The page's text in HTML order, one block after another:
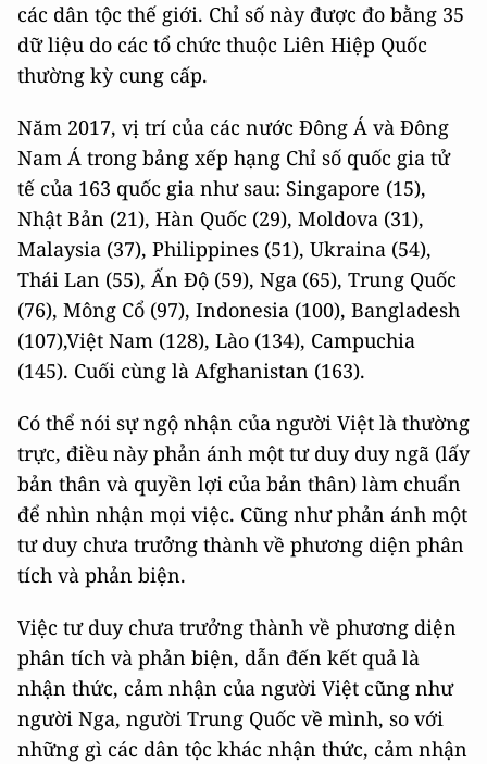
các dân tộc thế giới. Chỉ số này được đo bằng 35
dữ liệu do các tổ chức thuộc Liên Hiệp Quốc
thường kỳ cung cấp.
Năm 2017, vị trí của các nước Đông Á và Đông
Nam Á trong bảng xếp hạng Chỉ số quốc gia tử
tế của 163 quốc gia như sau: Singapore (15),
Nhật Bản (21), Hàn Quốc (29), Moldova (31),
Malaysia (37), Philippines (51), Ukraina (54),
Thái Lan (55), Ấn Độ (59), Nga (65), Trung Quốc
(76), Mông Cổ (97), Indonesia (100), Bangladesh
(107),Việt Nam (128), Lào (134), Campuchia
(145). Cuối cùng là Afghanistan (163).
Có thể nói sự ngộ nhận của người Việt là thường
trực, điều này phản ánh một tư duy duy ngã (lấy
bản thân và quyền lợi của bản thân) làm chuẩn
để nhìn nhận mọi việc. Cũng như phản ánh một
tư duy chưa trưởng thành về phương diện phân
tích và phản biện.
Việc tư duy chưa trưởng thành về phương diện
phân tích và phản biện, dẫn đến kết quả là
nhận thức, cảm nhận của người Việt cũng như
người Nga, người Trung Quốc về mình, so với
những gì các dân tộc khác nhận thức, cảm nhận